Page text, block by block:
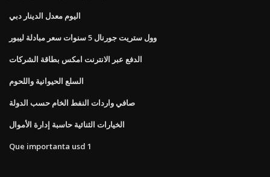
اليوم معدل الدينار دبي
وول ستريت جورنال 5 سنوات سعر مبادلة ليبور
الدفع عبر الانترنت امكس بطاقة الشركات
السلع الحيوانية واللحوم
صافي واردات النفط الخام حسب الدولة
الخيارات الثنائية حاسبة إدارة الأموال
Que importanta usd 1